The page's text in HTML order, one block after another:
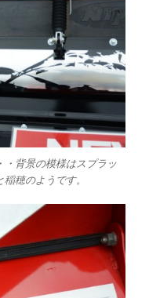
・背景の模様はスプラッ
穂のようです。